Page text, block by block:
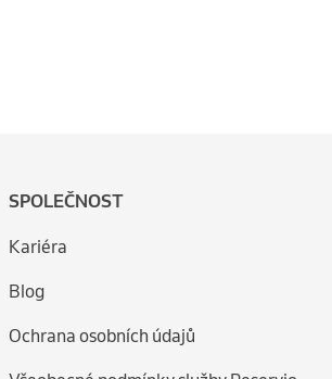
SPOLEČNOST
Kariéra
Blog
Ochrana osobních údajů